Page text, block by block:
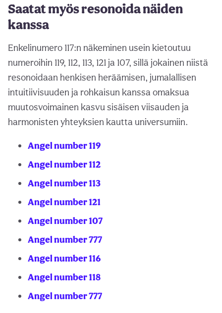
Saatat myös resonoida näiden
kanssa
Enkelinumero 117:n näkeminen usein kietoutuu
numeroihin 119, 112, 113, 121 ja 107, sillä jokainen niistä
resonoidaan henkisen heräämisen, jumalallisen
intuitiivisuuden ja rohkaisun kanssa omaksua
muutosvoimainen kasvu sisäisen viisauden ja
harmonisten yhteyksien kautta universumiin.
Angel number 119
Angel number 112
Angel number 113
Angel number 121
Angel number 107
Angel number 777
Angel number 116
Angel number 118
Angel number 777